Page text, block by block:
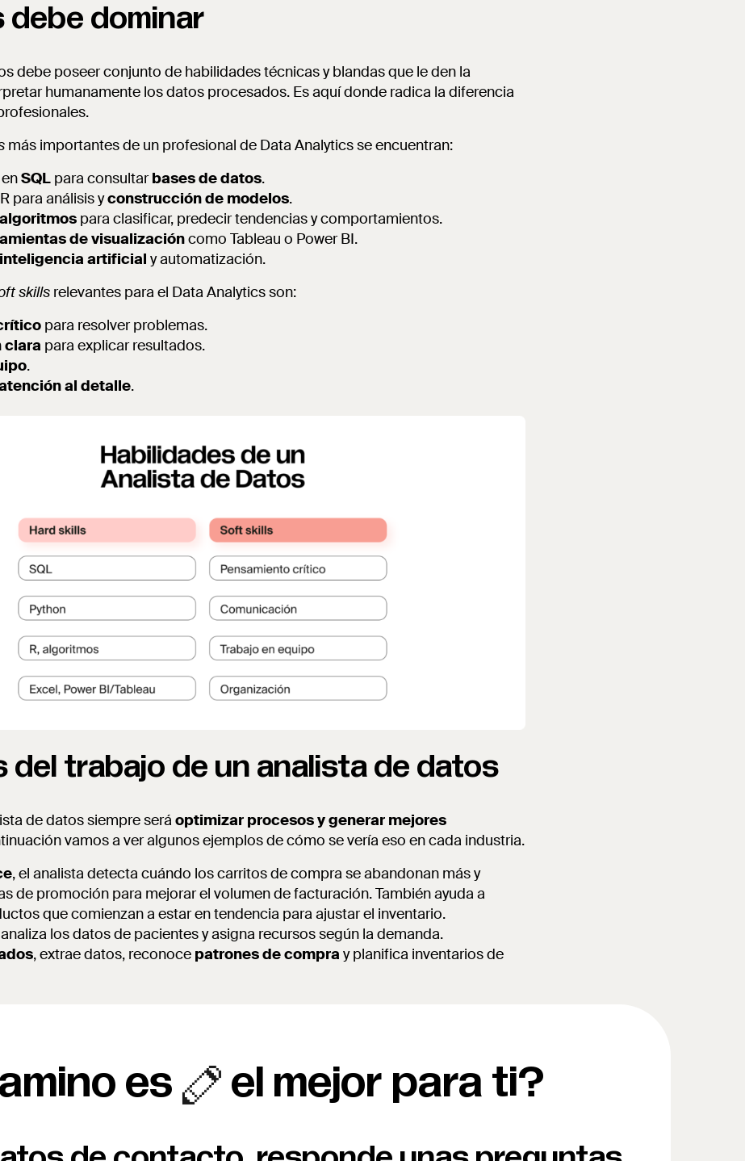
debe dominar
debe poseer conjunto de habilidades técnicas y blandas que le den la
humanamente los datos procesados. Es aquí donde radica la diferencia
más importantes de un profesional de Data Analytics se encuentran:
SQL para consultarbases de datos.
para análisis yconstrucción de modelos.
para clasificar, predecir tendencias y comportamientos.
de visualizacióncomo Tableau o Power BI.
inteligencia artificial y automatización.
skills relevantes para el Data Analytics son:
para resolver problemas.
clara para explicar resultados.
.
al detalle.
del trabajo de un analista de datos
de datos siempre será optimizar procesos y generar mejores
vamos a ver algunos ejemplos de cómo se vería eso en cada industria.
, el analista detecta cuándo los carritos de compra se abandonan más y
de promoción para mejorar el volumen de facturación. También ayuda a
que comienzan a estar en tendencia para ajustar el inventario.
los datos de pacientes y asigna recursos según la demanda.
, extrae datos, reconoce patrones de compra y planifica inventarios de
es el mejor para ti?